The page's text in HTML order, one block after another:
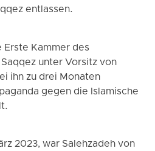
entlassen.
Kammer des
unter Vorsitz von
ihn zu drei Monaten
gegen die Islamische
2023, war Salehzadeh von